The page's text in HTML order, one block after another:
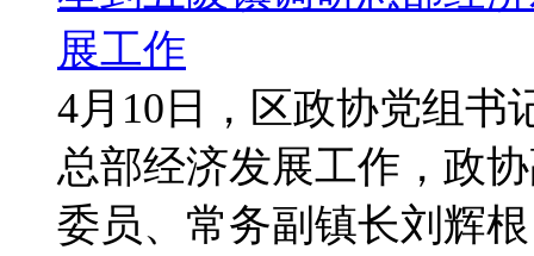
4月10日，区政协党组书
总部经济发展工作，政
委员、常务副镇长刘辉